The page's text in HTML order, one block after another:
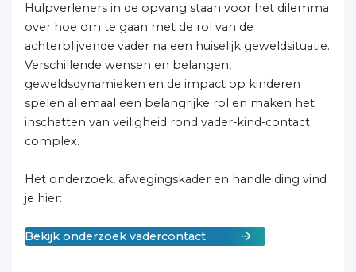
Hulpverleners in de opvang staan voor het dilemma
over hoe om te gaan met de rol van de
achterblijvende vader na een huiselijk geweldsituatie.
Verschillende wensen en belangen,
geweldsdynamieken en de impact op kinderen
spelen allemaal een belangrijke rol en maken het
inschatten van veiligheid rond vader-kind-contact
complex.
Het onderzoek, afwegingskader en handleiding vind
je hier:
Bekijk onderzoek vadercontact